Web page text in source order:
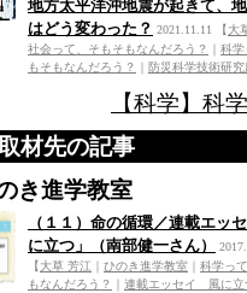
地方太平洋沖地震が起きて、
はどう変わった？ 2021.11.11 【 大
社会って、そもそもなんだろう？
科学
もそもなんだろう？
防災科学技術研究
【科学】科
材先の記事
き進学教室
（１１）命の循環／連載エッ
に立つ」（南部健一さん）
【 大草 芳江 ひのき進学教室
科学っ
もなんだろう？
連載エッセイ 風に立